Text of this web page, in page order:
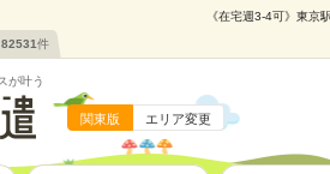
《在宅週3-4可》東京
82531件
が叶う
関東版 エリア変更